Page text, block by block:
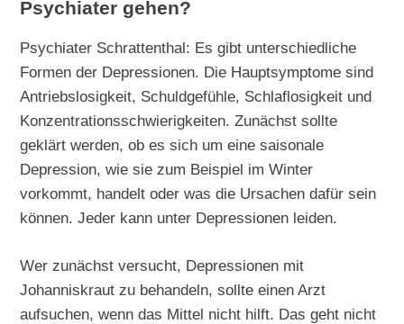
Psychiater gehen?
Psychiater Schrattenthal: Es gibt unterschiedliche
Formen der Depressionen. Die Hauptsymptome sind
Antriebslosigkeit, Schuldgefühle, Schlaflosigkeit und
Konzentrationsschwierigkeiten. Zunächst sollte
geklärt werden, ob es sich um eine saisonale
Depression, wie sie zum Beispiel im Winter
vorkommt, handelt oder was die Ursachen dafür sein
können. Jeder kann unter Depressionen leiden.
Wer zunächst versucht, Depressionen mit
Johanniskraut zu behandeln, sollte einen Arzt
aufsuchen, wenn das Mittel nicht hilft. Das geht nicht